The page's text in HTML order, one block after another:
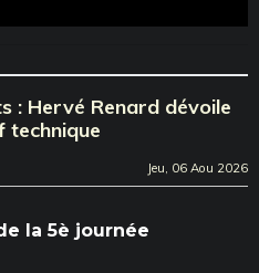
: Hervé Renard dévoile
technique
Jeu, 06 Aou 2026
la 5è journée